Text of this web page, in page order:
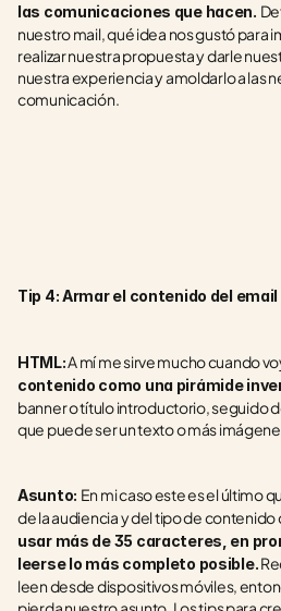
las comunicaciones que hacen.
nuestro mail, qué idea nos gustó para
realizar nuestra propuesta y darle
nuestra experiencia y amoldarlo a las
comunicación.
Tip 4: Armar el contenido del
HTML: A mí me sirve mucho cuando
contenido como una pirámide
banner o título introductorio, seguido
que puede ser un texto o más
Asunto: En mi caso este es el último
de la audiencia y del tipo de contenido
usar más de 35 caracteres, en
leerse lo más completo posible.
leen desde dispositivos móviles,